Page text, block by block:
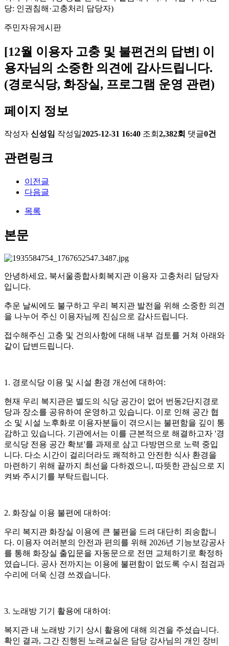
당: 인권침해·고충처리 담당자)
주민자유게시판
[12월 이용자 고충 및 불편건의 답변] 이
용자님의 소중한 의견에 감사드립니다.
(경로식당, 화장실, 프로그램 운영 관련)
페이지 정보
작성자 신성임 작성일2025-12-31 16:40 조회 2,382회 댓글0건
관련링크
이전글
다음글
목록
본문
안녕하세요, 북서울종합사회복지관 이용자 고충처리 담당자
입니다.
추운 날씨에도 불구하고 우리 복지관 발전을 위해 소중한 의견
을 나누어 주신 이용자님께 진심으로 감사드립니다.
접수해주신 고충 및 건의사항에 대해 내부 검토를 거쳐 아래와
같이 답변드립니다.
1. 경로식당 이용 및 시설 환경 개선에 대하여:
현재 우리 복지관은 별도의 식당 공간이 없어 번동2단지경로
당과 장소를 공유하여 운영하고 있습니다. 이로 인해 공간 협
소 및 시설 노후화로 이용자분들이 겪으시는 불편함을 깊이 통
감하고 있습니다. 기관에서는 이를 근본적으로 해결하고자 '경
로식당 전용 공간 확보'를 과제로 삼고 다방면으로 노력 중입
니다. 다소 시간이 걸리더라도 쾌적하고 안전한 식사 환경을
마련하기 위해 끝까지 최선을 다하겠으니, 따뜻한 관심으로 지
켜봐 주시기를 부탁드립니다.
2. 화장실 이용 불편에 대하여:
우리 복지관 화장실 이용에 큰 불편을 드려 대단히 죄송합니
다. 이용자 여러분의 안전과 편의를 위해 2026년 기능보강공사
를 통해 화장실 출입문을 자동문으로 전면 교체하기로 확정하
였습니다. 공사 전까지는 이용에 불편함이 없도록 수시 점검과
수리에 더욱 신경 쓰겠습니다.
3. 노래방 기기 활용에 대하여:
복지관 내 노래방 기기 상시 활용에 대해 의견을 주셨습니다.
확인 결과, 그간 진행된 노래교실은 담당 강사님의 개인 장비